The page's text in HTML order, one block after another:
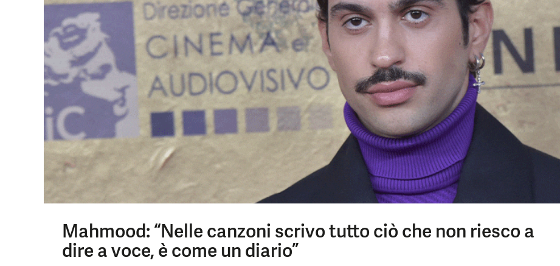
Mahmood: “Nelle canzoni scrivo tutto ciò che non riesco a
dire a voce, è come un diario”